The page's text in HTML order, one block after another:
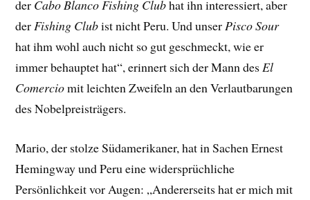
der Cabo Blanco Fishing Clubhat ihn interessiert, aber
derFishing Clubist nicht Peru. Und unserPisco Sour
hat ihm wohl auch nicht so gut geschmeckt, wie er
immer behauptet hat“, erinnert sich der Mann desEl
Comerciomit leichten Zweifeln an den Verlautbarungen
des Nobelpreisträgers.
Mario, der stolze Südamerikaner, hat in Sachen Ernest
Hemingway und Peru eine widersprüchliche
Persönlichkeit vor Augen: „Andererseits hat er mich mit